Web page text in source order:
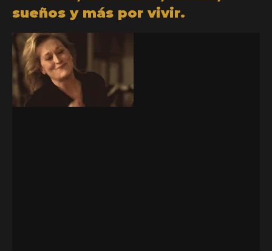
sueños y más por vivir.